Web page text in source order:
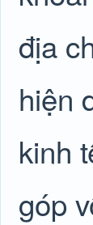
địa
hiện
kinh
góp